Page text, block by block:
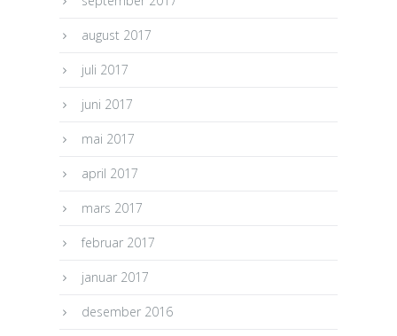
august 2017
juli 2017
juni 2017
mai 2017
april 2017
mars 2017
februar 2017
januar 2017
desember 2016